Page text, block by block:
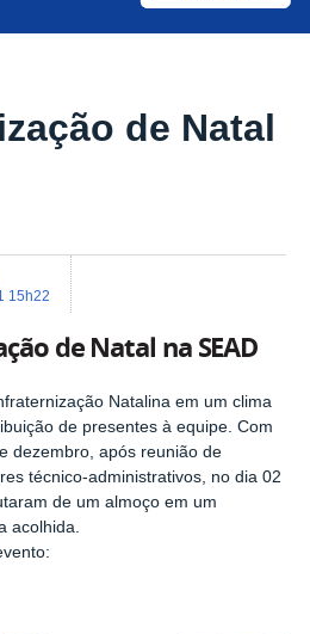
de Natal
15h22
de Natal na SEAD
Natalina em um clima
de presentes à equipe. Com
dezembro, após reunião de
técnico-administrativos, no dia 02
de um almoço em um
acolhida.